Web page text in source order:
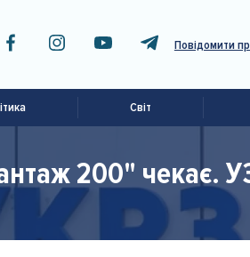
Повідомити
Світ
200" чекає. УЗ